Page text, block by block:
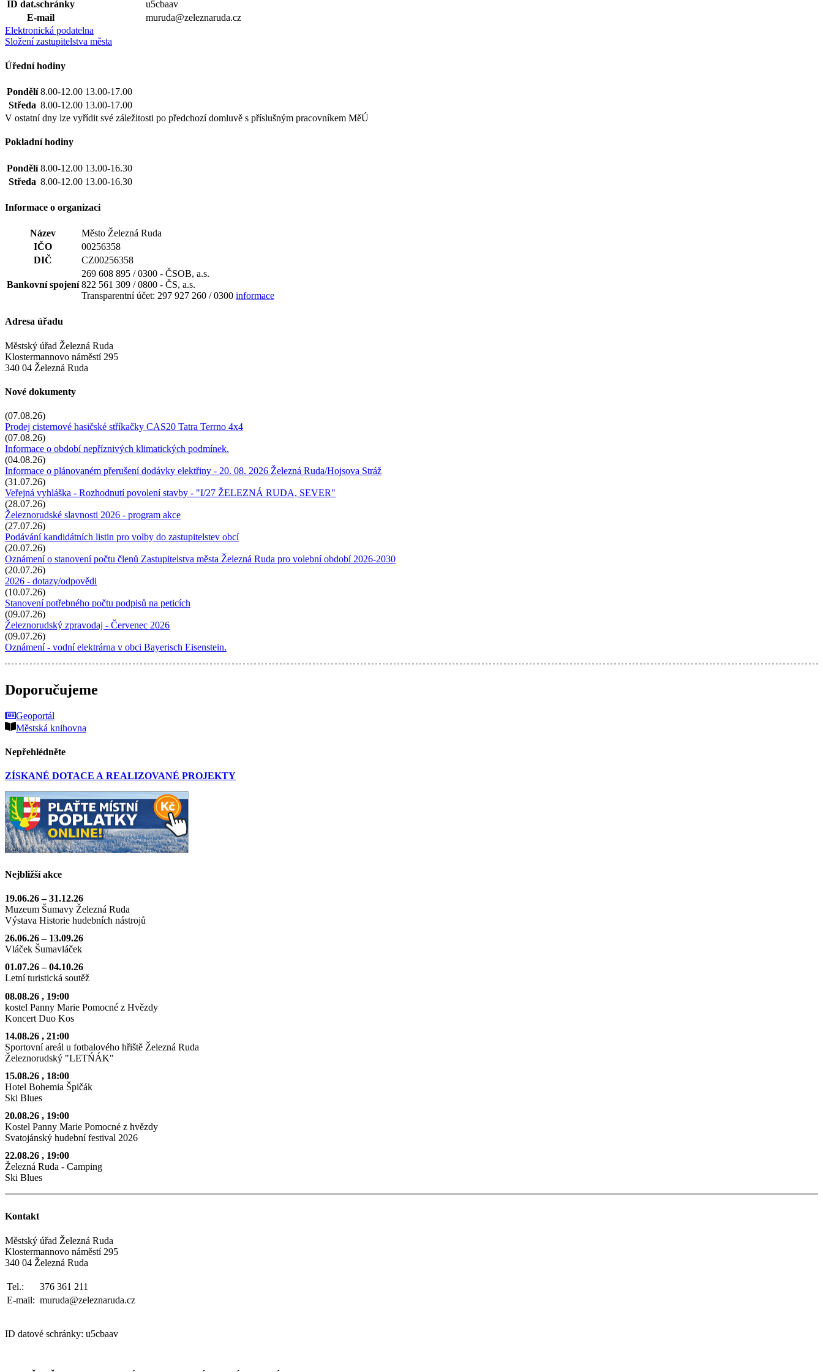
ID dat.schránky
u5cbaav
E-mail
muruda@zeleznaruda.cz
Elektronická podatelna
Složení zastupitelstva města
Úřední hodiny
Pondělí 8.00-12.00 13.00-17.00
Středa 8.00-12.00 13.00-17.00
V ostatní dny lze vyřídit své záležitosti po předchozí domluvě s příslušným pracovníkem MěÚ
Pokladní hodiny
Pondělí 8.00-12.00 13.00-16.30
Středa 8.00-12.00 13.00-16.30
Informace o organizaci
Název
Město Železná Ruda
IČO
00256358
DIČ
CZ00256358
Bankovní spojení
269 608 895 / 0300 - ČSOB, a.s.
822 561 309 / 0800 - ČS, a.s.
Transparentní účet: 297 927 260 / 0300 informace
Adresa úřadu
Městský úřad Železná Ruda
Klostermannovo náměstí 295
340 04 Železná Ruda
Nové dokumenty
(07.08.26)
Prodej cisternové hasičské stříkačky CAS20 Tatra Terrno 4x4
(07.08.26)
Informace o období nepříznivých klimatických podmínek.
(04.08.26)
Informace o plánovaném přerušení dodávky elektřiny - 20. 08. 2026 Železná Ruda/Hojsova Stráž
(31.07.26)
Veřejná vyhláška - Rozhodnutí povolení stavby - "I/27 ŽELEZNÁ RUDA, SEVER"
(28.07.26)
Železnorudské slavnosti 2026 - program akce
(27.07.26)
Podávání kandidátních listin pro volby do zastupitelstev obcí
(20.07.26)
Oznámení o stanovení počtu členů Zastupitelstva města Železná Ruda pro volební období 2026-2030
(20.07.26)
2026 - dotazy/odpovědi
(10.07.26)
Stanovení potřebného počtu podpisů na peticích
(09.07.26)
Železnorudský zpravodaj - Červenec 2026
(09.07.26)
Oznámení - vodní elektrárna v obci Bayerisch Eisenstein.
Doporučujeme
Geoportál
Městská knihovna
Nepřehlédněte
ZÍSKANÉ DOTACE A REALIZOVANÉ PROJEKTY
Nejbližší akce
19.06.26–31.12.26
Muzeum Šumavy Železná Ruda
Výstava Historie hudebních nástrojů
26.06.26– 13.09.26
Vláček Šumavláček
01.07.26–04.10.26
Letní turistická soutěž
08.08.26 , 19:00
kostel Panny Marie Pomocné z Hvězdy
Koncert Duo Kos
14.08.26 , 21:00
Sportovní areál u fotbalového hřiště Železná Ruda
Železnorudský "LETŃÁK"
15.08.26 , 18:00
Hotel Bohemia Špičák
Ski Blues
20.08.26 , 19:00
Kostel Panny Marie Pomocné z hvězdy
Svatojánský hudební festival 2026
22.08.26 , 19:00
Železná Ruda - Camping
Ski Blues
Kontakt
Městský úřad Železná Ruda
Klostermannovo náměstí 295
340 04 Železná Ruda
Tel.:
376 361 211
E-mail: muruda@zeleznaruda.cz
ID datové schránky: u5cbaav